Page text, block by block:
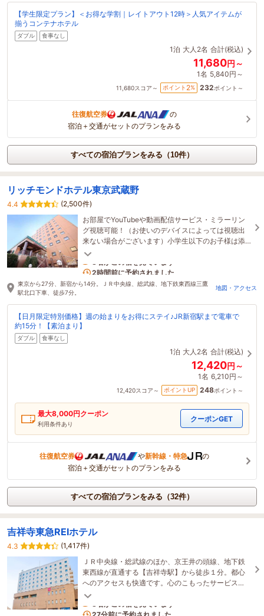
【学生限定プラン】＜お得な学割｜レイトアウト12時＞人気アイテムが
揃うコンテナホテル
ダブル 食事なし
1泊 大人2名 合計(税込)
11,680円～
1名 5,840円～
11,680スコア～ ポイント 2% 232ポイント～
往復航空券
の
宿泊＋交通がセットのプランをみる
すべての宿泊プランをみる（10件）
リッチモンドホテル東京武蔵野
4.4
(2,500件)
お部屋でYouTubeや動画配信サービス・ミラーリン
グ視聴可能！（お使いのデバイスによっては視聴出
来ない場合がございます）小学生以下のお子様は添
い寝無料！小学生以下がいる場合は、ホテルにご連
3名がこの宿を見ています
2時間前に予約されました
東京から27分、新宿から14分。ＪＲ中央線、総武線、地下鉄東西線三鷹
駅北口下車、徒歩7分。
地図・アクセス
【日月限定特別価格】週の始まりをお得にステイ♪JR新宿駅まで電車で
約15分！【素泊まり】
ダブル 食事なし
1泊 大人2名 合計(税込)
12,420円～
1名 6,210円～
12,420スコア～ ポイントUP 248ポイント～
最大8,000円クーポン
利用条件あり
クーポンGET
往復航空券 や新幹線・特急
の
宿泊＋交通がセットのプランをみる
すべての宿泊プランをみる（32件）
吉祥寺東急REIホテル
4.3
(1,417件)
ＪＲ中央線・総武線のほか、京王井の頭線、地下鉄
東西線が直通する【吉祥寺駅】から徒歩１分。都心
へのアクセスも快適です。心のこもったサービス
で、皆さまをおもてなしいたします。
3名がこの宿を見ています